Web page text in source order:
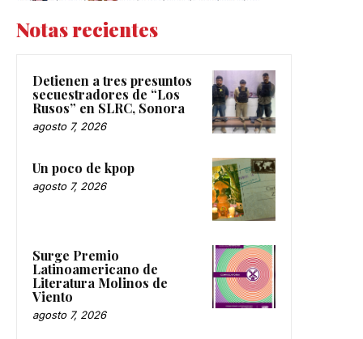
Notas recientes
Detienen a tres presuntos
secuestradores de “Los
Rusos” en SLRC, Sonora
agosto 7, 2026
Un poco de kpop
agosto 7, 2026
Surge Premio
Latinoamericano de
Literatura Molinos de
Viento
agosto 7, 2026